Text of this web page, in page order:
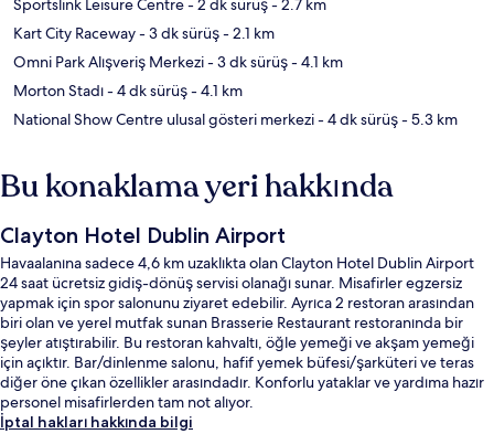
Sportslink Leisure Centre- 2 dk sürüş- 2.7 km
Kart City Raceway- 3 dk sürüş- 2.1 km
Omni Park Alışveriş Merkezi- 3 dk sürüş- 4.1 km
Morton Stadı- 4 dk sürüş- 4.1 km
National Show Centre ulusal gösteri merkezi- 4 dk sürüş- 5.3 km
Bu konaklama yeri hakkında
Clayton Hotel Dublin Airport
Havaalanına sadece 4,6 km uzaklıkta olan Clayton Hotel Dublin Airport
24 saat ücretsiz gidiş-dönüş servisi olanağı sunar. Misafirler egzersiz
yapmak için spor salonunu ziyaret edebilir. Ayrıca 2 restoran arasından
biri olan ve yerel mutfak sunan Brasserie Restaurant restoranında bir
şeyler atıştırabilir. Bu restoran kahvaltı, öğle yemeği ve akşam yemeği
için açıktır. Bar/dinlenme salonu, hafif yemek büfesi/şarküteri ve teras
diğer öne çıkan özellikler arasındadır. Konforlu yataklar ve yardıma hazır
personel misafirlerden tam not alıyor.
İptal hakları hakkında bilgi